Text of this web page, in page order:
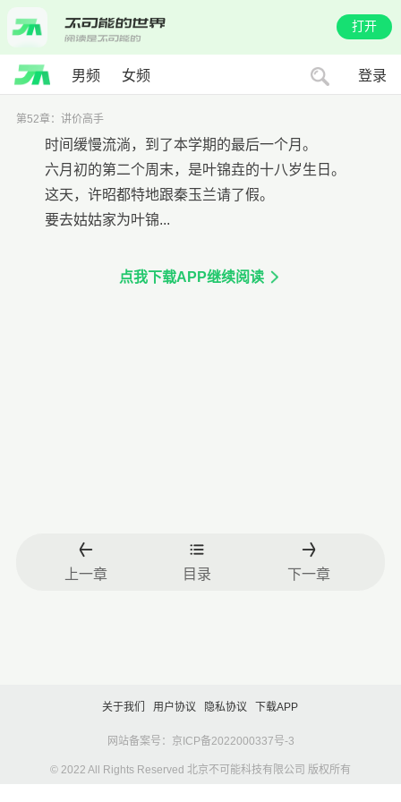
打开
男频 女频 登录
第52章：讲价高手
时间缓慢流淌，到了本学期的最后一个月。
六月初的第二个周末，是叶锦垚的十八岁生日。
这天，许昭都特地跟秦玉兰请了假。
要去姑姑家为叶锦...
点我下载APP继续阅读
上一章 目录 下一章
关于我们 用户协议 隐私协议 下载APP
网站备案号：京ICP备2022000337号-3
© 2022 All Rights Reserved 北京不可能科技有限公司 版权所有